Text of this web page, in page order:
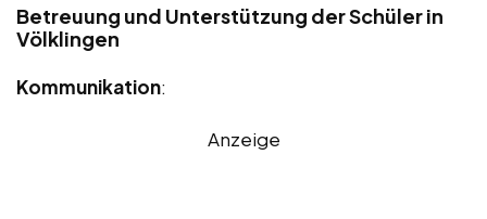
Betreuung und Unterstützung der Schüler in
Völklingen
Kommunikation:
Anzeige